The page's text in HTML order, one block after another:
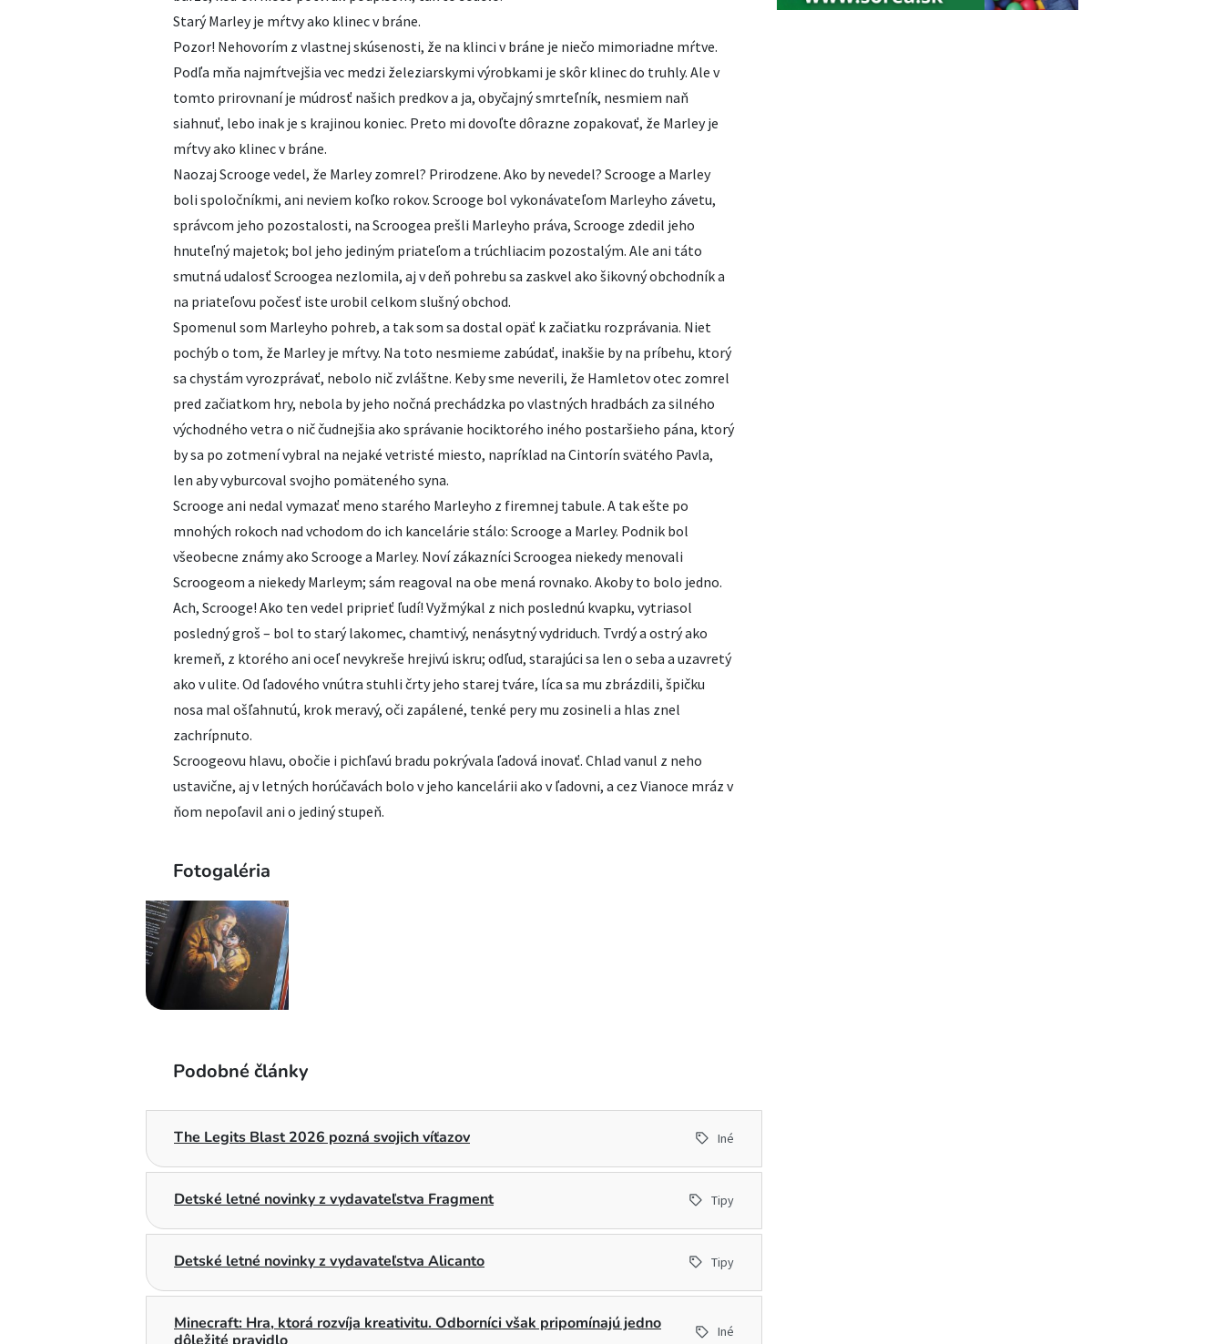
Starý Marley je mŕtvy ako klinec v bráne.
Pozor! Nehovorím z vlastnej skúsenosti, že na klinci v bráne je niečo mimoriadne mŕtve.
Podľa mňa najmŕtvejšia vec medzi železiarskymi výrobkami je skôr klinec do truhly. Ale v
tomto prirovnaní je múdrosť našich predkov a ja, obyčajný smrteľník, nesmiem naň
siahnuť, lebo inak je s krajinou koniec. Preto mi dovoľte dôrazne zopakovať, že Marley je
mŕtvy ako klinec v bráne.
Naozaj Scrooge vedel, že Marley zomrel? Prirodzene. Ako by nevedel? Scrooge a Marley
boli spoločníkmi, ani neviem koľko rokov. Scrooge bol vykonávateľom Marleyho závetu,
správcom jeho pozostalosti, na Scroogea prešli Marleyho práva, Scrooge zdedil jeho
hnuteľný majetok; bol jeho jediným priateľom a trúchliacim pozostalým. Ale ani táto
smutná udalosť Scroogea nezlomila, aj v deň pohrebu sa zaskvel ako šikovný obchodník a
na priateľovu počesť iste urobil celkom slušný obchod.
Spomenul som Marleyho pohreb, a tak som sa dostal opäť k začiatku rozprávania. Niet
pochýb o tom, že Marley je mŕtvy. Na toto nesmieme zabúdať, inakšie by na príbehu, ktorý
sa chystám vyrozprávať, nebolo nič zvláštne. Keby sme neverili, že Hamletov otec zomrel
pred začiatkom hry, nebola by jeho nočná prechádzka po vlastných hradbách za silného
východného vetra o nič čudnejšia ako správanie hociktorého iného postaršieho pána, ktorý
by sa po zotmení vybral na nejaké vetristé miesto, napríklad na Cintorín svätého Pavla,
len aby vyburcoval svojho pomäteného syna.
Scrooge ani nedal vymazať meno starého Marleyho z firemnej tabule. A tak ešte po
mnohých rokoch nad vchodom do ich kancelárie stálo: Scrooge a Marley. Podnik bol
všeobecne známy ako Scrooge a Marley. Noví zákazníci Scroogea niekedy menovali
Scroogeom a niekedy Marleym; sám reagoval na obe mená rovnako. Akoby to bolo jedno.
Ach, Scrooge! Ako ten vedel priprieť ľudí! Vyžmýkal z nich poslednú kvapku, vytriasol
posledný groš – bol to starý lakomec, chamtivý, nenásytný vydriduch. Tvrdý a ostrý ako
kremeň, z ktorého ani oceľ nevykreše hrejivú iskru; odľud, starajúci sa len o seba a uzavretý
ako v ulite. Od ľadového vnútra stuhli črty jeho starej tváre, líca sa mu zbrázdili, špičku
nosa mal ošľahnutú, krok meravý, oči zapálené, tenké pery mu zosineli a hlas znel
zachrípnuto.
Scroogeovu hlavu, obočie i pichľavú bradu pokrývala ľadová inovať. Chlad vanul z neho
ustavične, aj v letných horúčavách bolo v jeho kancelárii ako v ľadovni, a cez Vianoce mráz v
ňom nepoľavil ani o jediný stupeň.
Fotogaléria
Podobné články
The Legits Blast 2026 pozná svojich víťazov Iné
Detské letné novinky z vydavateľstva Fragment Tipy
Detské letné novinky z vydavateľstva Alicanto Tipy
Minecraft: Hra, ktorá rozvíja kreativitu. Odborníci však pripomínajú jedno
Iné